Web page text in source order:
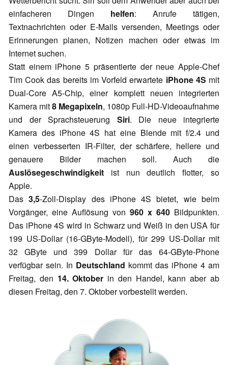
einfacheren Dingen helfen: Anrufe tätigen,
Textnachrichten oder E-Mails versenden, Meetings oder
Erinnerungen planen, Notizen machen oder etwas im
Internet suchen.
Statt einem iPhone 5 präsentierte der neue Apple-Chef
Tim Cook das bereits im Vorfeld erwartete iPhone 4S mit
Dual-Core A5-Chip, einer komplett neuen integrierten
Kamera mit8 Megapixeln, 1080p Full-HD-Videoaufnahme
und der Sprachsteuerung Siri. Die neue integrierte
Kamera des iPhone 4S hat eine Blende mit f/2.4 und
einen verbesserten IR-Filter, der schärfere, hellere und
genauere Bilder machen soll. Auch die
Auslösegeschwindigkeit ist nun deutlich flotter, so
Apple.
Das3,5-Zoll-Display des iPhone 4S bietet, wie beim
Vorgänger, eine Auflösung von 960 x 640 Bildpunkten.
Das iPhone 4S wird in Schwarz und Weiß in den USA für
199 US-Dollar (16-GByte-Modell), für 299 US-Dollar mit
32 GByte und 399 Dollar für das 64-GByte-Phone
verfügbar sein. In Deutschland kommt das iPhone 4 am
Freitag, den 14. Oktober in den Handel, kann aber ab
diesen Freitag, den 7. Oktober vorbestellt werden.